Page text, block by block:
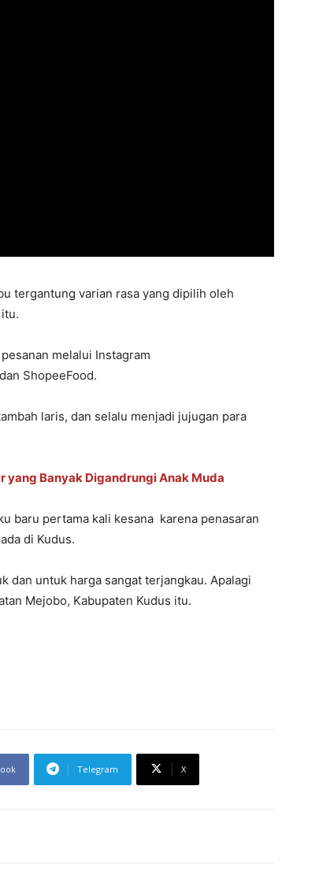
tergantung varian rasa yang dipilih oleh
melalui Instagram
ShopeeFood.
laris, dan selalu menjadi jujugan para
yang Banyak Digandrungi Anak Muda
baru pertama kali kesana karena penasaran
di Kudus.
dan untuk harga sangat terjangkau. Apalagi
Mejobo, Kabupaten Kudus itu.
Telegram X